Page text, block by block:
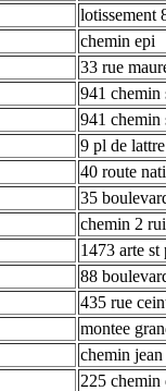
lotissement
chemin epi
33 rue
941 chemin
941 chemin
9 pl de
40 route
35
chemin 2
1473 arte st
88
435 rue
montee
chemin
225 chemin